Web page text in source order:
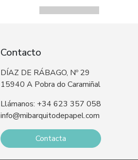
Contacto
DÍAZ DE RÁBAGO, Nº 29
15940 A Pobra do Caramiñal
Llámanos: +34 623 357 058
info@mibarquitodepapel.com
Contacta